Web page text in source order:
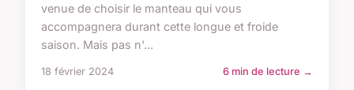
venue de choisir le manteau qui vous
accompagnera durant cette longue et froide
saison. Mais pas n'...
18 février 2024 6 min de lecture →